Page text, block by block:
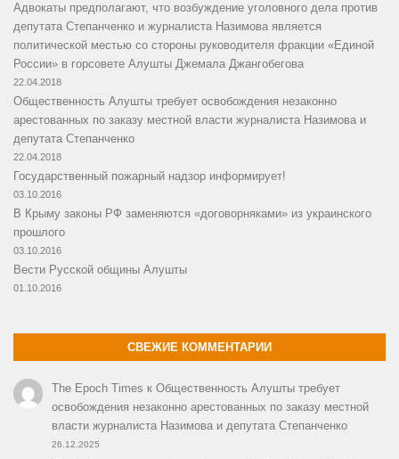
Адвокаты предполагают, что возбуждение уголовного дела против
депутата Степанченко и журналиста Назимова является
политической местью со стороны руководителя фракции «Единой
России» в горсовете Алушты Джемала Джангобегова
22.04.2018
Общественность Алушты требует освобождения незаконно
арестованных по заказу местной власти журналиста Назимова и
депутата Степанченко
22.04.2018
Государственный пожарный надзор информирует!
03.10.2016
В Крыму законы РФ заменяются «договорняками» из украинского
прошлого
03.10.2016
Вести Русской общины Алушты
01.10.2016
СВЕЖИЕ КОММЕНТАРИИ
The Epoch Times к Общественность Алушты требует
освобождения незаконно арестованных по заказу местной
власти журналиста Назимова и депутата Степанченко
26.12.2025